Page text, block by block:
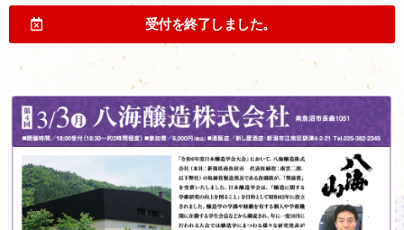
受付を終了しました。